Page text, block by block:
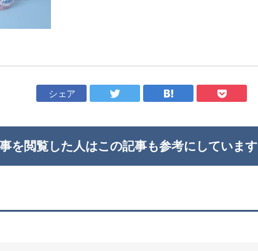
シェア
を閲覧した人はこの記事も参考にしています